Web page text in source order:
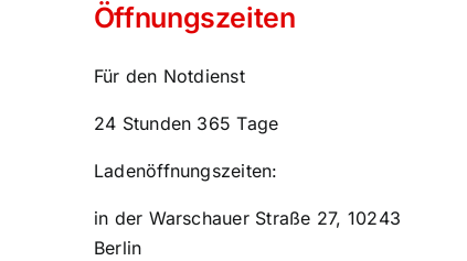
Öffnungszeiten
Für den Notdienst
24 Stunden 365 Tage
Ladenöffnungszeiten:
in der Warschauer Straße 27, 10243
Berlin